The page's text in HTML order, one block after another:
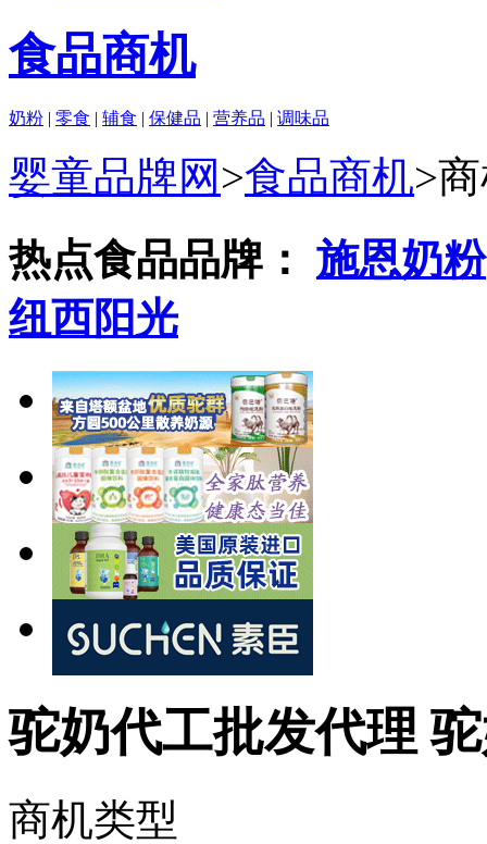
食品商机
奶粉 | 零食 | 辅食 | 保健品 | 营养品 | 调味品
婴童品牌网 >食品商机>
热点食品品牌： 施恩奶粉
纽西阳光
驼奶代工批发代理
商机类型